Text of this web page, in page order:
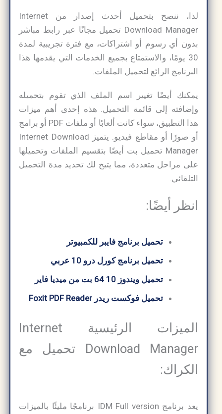
لذا، ننصح بتحميل أحدث إصدار من Internet
Download Manager تحميل مجانًا عبر رابط مباشر
بدون أي رسوم أو اشتراكات، مع فترة تجريبية لمدة
30 يومًا، والاستمتاع بجميع الخدمات التي يقدمها هذا
البرنامج الرائع لتحميل الملفات.
يمكنك أيضًا تغيير اسم الملف الذي تقوم بتحميله
وإضافته إلى قائمة التحميل. هذه إحدى أهم ميزات
هذا التطبيق، سواء كانت ألعابًا أو ملفات PDF أو برامج
أو صورًا أو مقاطع فيديو. يتميز Internet Download
Manager تحميل بت أيضًا بتقسيم الملفات وتحميلها
على مراحل متعددة، مما يتيح لك تحديد مدة التحميل
التلقائي.
انظر أيضًا:
تحميل برنامج فايبر للكمبيوتر
تحميل برنامج كورل درو 10 عربي
تحميل ويندوز 10 64 بت من ميديا ​​فاير
تحميل فوكست ريدر Foxit PDF Reader
الميزات الرئيسية Internet
Download Manager تحميل مع
الكراك:
يعد برنامج IDM Full version برنامجًا مليئًا بالميزات